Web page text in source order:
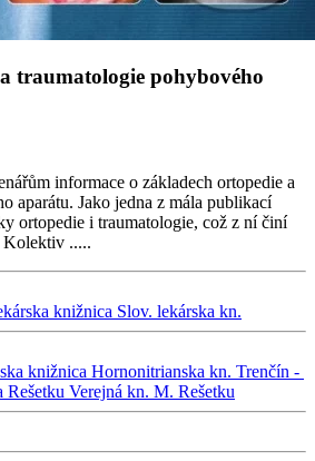
traumatologie pohybového
informace o základech ortopedie a
aparátu. Jako jedna z mála publikací
ortopedie i traumatologie, což z ní činí
Kolektiv .....
knižnica Slov. lekárska kn.
knižnica Hornonitrianska kn. Trenčín -
Rešetku Verejná kn. M. Rešetku